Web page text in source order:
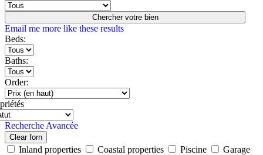
Chercher votre bien
Email me more like these results
Beds:
Baths:
Order:
Recherche Avancée
Clear forn
Inland properties Coastal properties Piscine
Garage